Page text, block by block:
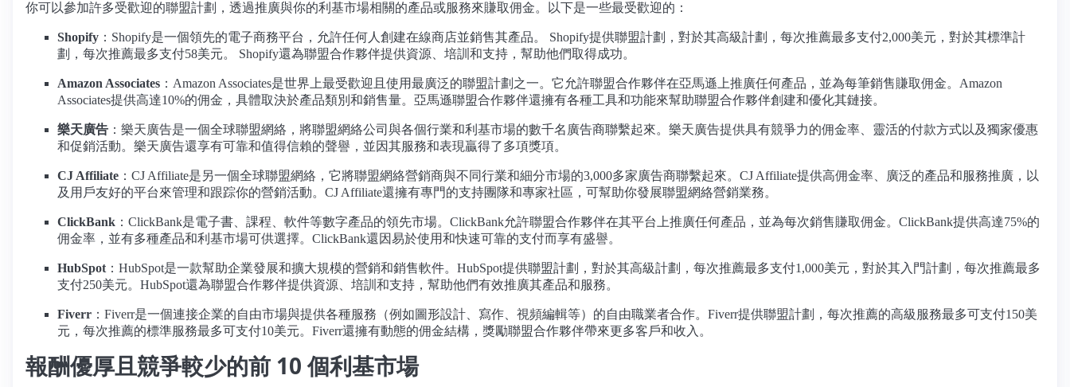
你可以參加許多受歡迎的聯盟計劃，透過推廣與你的利基市場相關的產品或服務來賺取佣金。以下是一些最受歡迎的：
Shopify ：Shopify是一個領先的電子商務平台，允許任何人創建在線商店並銷售其產品。 Shopify提供聯盟計劃，對於其高級計劃，每次推薦最多支付2,000美元，對於其標準計
劃，每次推薦最多支付58美元。 Shopify還為聯盟合作夥伴提供資源、培訓和支持，幫助他們取得成功。
Amazon Associates ：Amazon Associates是世界上最受歡迎且使用最廣泛的聯盟計劃之一。它允許聯盟合作夥伴在亞馬遜上推廣任何產品，並為每筆銷售賺取佣金。Amazon
Associates提供高達10%的佣金，具體取決於產品類別和銷售量。亞馬遜聯盟合作夥伴還擁有各種工具和功能來幫助聯盟合作夥伴創建和優化其鏈接。
樂天廣告 ：樂天廣告是一個全球聯盟網絡，將聯盟網絡公司與各個行業和利基市場的數千名廣告商聯繫起來。樂天廣告提供具有競爭力的佣金率、靈活的付款方式以及獨家優惠
和促銷活動。樂天廣告還享有可靠和值得信賴的聲譽，並因其服務和表現贏得了多項獎項。
CJ Affiliate ：CJ Affiliate是另一個全球聯盟網絡，它將聯盟網絡營銷商與不同行業和細分市場的3,000多家廣告商聯繫起來。CJ Affiliate提供高佣金率、廣泛的產品和服務推廣，以
及用戶友好的平台來管理和跟踪你的營銷活動。CJ Affiliate還擁有專門的支持團隊和專家社區，可幫助你發展聯盟網絡營銷業務。
ClickBank ：ClickBank是電子書、課程、軟件等數字產品的領先市場。ClickBank允許聯盟合作夥伴在其平台上推廣任何產品，並為每次銷售賺取佣金。ClickBank提供高達75%的
佣金率，並有多種產品和利基市場可供選擇。ClickBank還因易於使用和快速可靠的支付而享有盛譽。
HubSpot ：HubSpot是一款幫助企業發展和擴大規模的營銷和銷售軟件。HubSpot提供聯盟計劃，對於其高級計劃，每次推薦最多支付1,000美元，對於其入門計劃，每次推薦最多
支付250美元。HubSpot還為聯盟合作夥伴提供資源、培訓和支持，幫助他們有效推廣其產品和服務。
Fiverr ：Fiverr是一個連接企業的自由市場與提供各種服務（例如圖形設計、寫作、視頻編輯等）的自由職業者合作。Fiverr提供聯盟計劃，每次推薦的高級服務最多可支付150美
元，每次推薦的標準服務最多可支付10美元。Fiverr還擁有動態的佣金結構，獎勵聯盟合作夥伴帶來更多客戶和收入。
報酬優厚且競爭較少的前 10 個利基市場